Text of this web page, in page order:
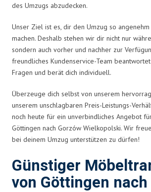
des Umzugs abzudecken.
Unser Ziel ist es, dir den Umzug so
machen. Deshalb stehen wir dir nicht nur
sondern auch vorher und nachher zur
freundliches Kundenservice-Team
Fragen und berät dich individuell.
Überzeuge dich selbst von unserem
unserem unschlagbaren Preis-Leistungs-
noch heute für ein unverbindliches Angebot
Göttingen nach Gorzów Wielkopolski. Wir
bei deinem Umzug unterstützen zu dürfen!
Günstiger
von Göttingen